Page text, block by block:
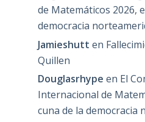
de Matemáticos 2026,
democracia
Jamieshutt en
Quillen
Douglasrhype en El
Internacional de
cuna de la democracia